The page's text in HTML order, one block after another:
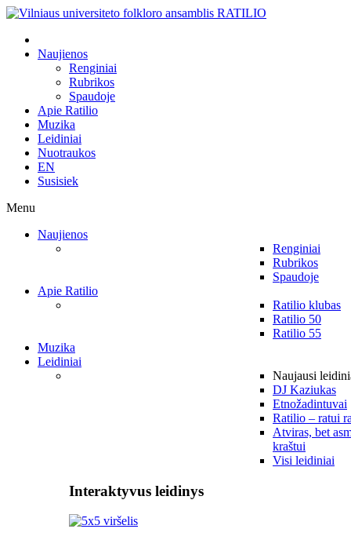
Naujienos
Renginiai
Rubrikos
Spaudoje
Apie Ratilio
Muzika
Leidiniai
Nuotraukos
EN
Susisiek
Menu
Naujienos
Renginiai
Rubrikos
Spaudoje
Apie Ratilio
Ratilio klubas
Ratilio 50
Ratilio 55
Muzika
Leidiniai
Naujausi
DJ Kaziukas
Etnožadintuvai
Ratilio – ratui
Atviras, bet
kraštui
Visi leidiniai
Interaktyvus leidinys